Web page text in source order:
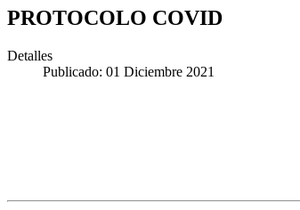
PROTOCOLO COVID
Detalles
Publicado: 01 Diciembre 2021